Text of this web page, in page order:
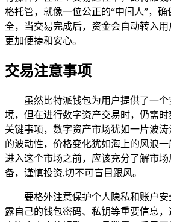
格托管，就像一位公正的“中间人”，
全，当交易完成后，资金会自动转入
更加便捷和安心。
交易注意事项
虽然比特派钱包为用户提供了一
境，但在进行数字资产交易时，仍需
关键事项，数字资产市场犹如一片波
的波动性，价格变化犹如海上的风浪
进入这个市场之前，应该充分了解市
备，谨慎投资,切不可盲目跟风。
要格外注意保护个人隐私和账户
露自己的钱包密码、私钥等重要信息